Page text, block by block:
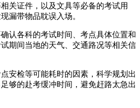
关证件，以及文具等必备的考试用
漏带物品耽误入场。
认各科的考试时间、考点具体位置和
期间当地的天气、交通路况等相关信
安检等可能耗时的因素，科学规划出
够的赴考缓冲时间，避免赶路太急出